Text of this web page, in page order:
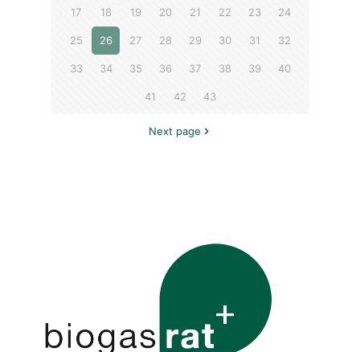
17 18 19 20 21 22 23 24
25 26 27 28 29 30 31 32
33 34 35 36 37 38 39 40
41 42 43
Next page